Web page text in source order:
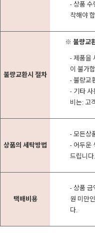
- 상품
착해야
불량교환시 절차
※ 불량교
- 제품을
이 불가
- 불량교
- 기타
비는: 고
상품의 세탁방법
- 모든상
- 어두운
드립니다.
택배비용
- 상품
원 미만
다.